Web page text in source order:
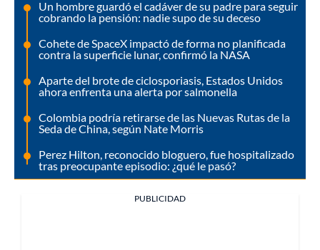
Un hombre guardó el cadáver de su padre para seguir
cobrando la pensión: nadie supo de su deceso
Cohete de SpaceX impactó de forma no planificada
contra la superficie lunar, confirmó la NASA
Aparte del brote de ciclosporiasis, Estados Unidos
ahora enfrenta una alerta por salmonella
Colombia podría retirarse de las Nuevas Rutas de la
Seda de China, según Nate Morris
Perez Hilton, reconocido bloguero, fue hospitalizado
tras preocupante episodio: ¿qué le pasó?
PUBLICIDAD